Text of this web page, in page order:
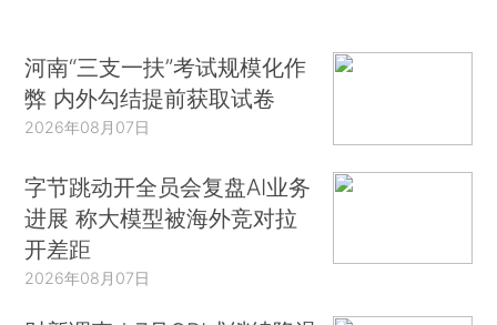
河南“三支一扶”考试规模化作
弊 内外勾结提前获取试卷
2026年08月07日
字节跳动开全员会复盘AI业务
进展 称大模型被海外竞对拉
开差距
2026年08月07日